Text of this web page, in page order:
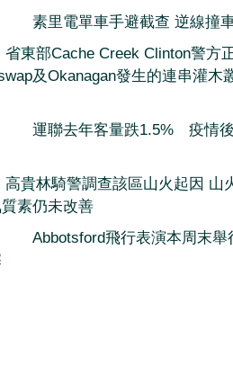
素里電單車手避截查 逆線撞
省東部Cache Creek Clinton警方
及Okanagan發生的連串灌木
運聯去年客量跌1.5% 疫情
高貴林騎警調查該區山火起因 山
素仍未改善
Abbotsford飛行表演本周末